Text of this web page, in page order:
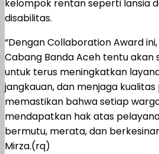
kelompok rentan seperti lansia
disabilitas.
“Dengan Collaboration Award
Cabang Banda Aceh tentu akan
untuk terus meningkatkan
jangkauan, dan menjaga
memastikan bahwa setiap
mendapatkan hak atas
bermutu, merata, dan
Mirza.(rq)